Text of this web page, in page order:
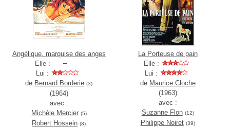
Angélique, marquise des anges
Elle :
Lui :
de Bernard Borderie (3)
(1964)
avec :
Michèle Mercier (5)
Robert Hossein (8)
La Porteuse de pain
Elle :
Lui :
de Maurice Cloche
(1963)
avec :
Suzanne Flon (12)
Philippe Noiret (39)